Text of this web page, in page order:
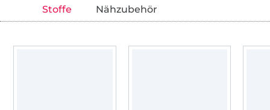
Stoffe Nähzubehör